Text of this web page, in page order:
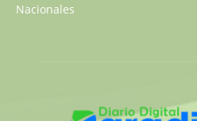
Nacionales